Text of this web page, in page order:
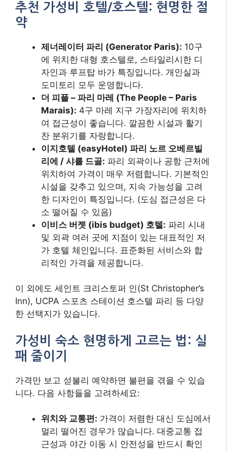
추천 가성비 호텔/호스텔: 현명한 절
약
제너레이터 파리 (Generator Paris): 10구
에 위치한 대형 호스텔로, 스타일리시한 디
자인과 루프탑 바가 특징입니다. 개인실과
도미토리 모두 운영합니다.
더 피플 – 파리 마레 (The People – Paris
Marais): 4구 마레 지구 가장자리에 위치하
여 접근성이 좋습니다. 깔끔한 시설과 활기
찬 분위기를 자랑합니다.
이지호텔 (easyHotel) 파리 노르 오베르빌
리에 / 샤를 드골: 파리 외곽이나 공항 근처에
위치하여 가격이 매우 저렴합니다. 기본적인
시설을 갖추고 있으며, 지속 가능성을 고려
한 디자인이 특징입니다. (도심 접근성은 다
소 떨어질 수 있음)
이비스 버젯 (ibis budget) 호텔: 파리 시내
및 외곽 여러 곳에 지점이 있는 대표적인 저
가 호텔 체인입니다. 표준화된 서비스와 합
리적인 가격을 제공합니다.
이 외에도 세인트 크리스토퍼 인(St Christopher’s
Inn), UCPA 스포츠 스테이션 호스텔 파리 등 다양
한 선택지가 있습니다.
가성비 숙소 현명하게 고르는 법: 실
패 줄이기
가격만 보고 섣불리 예약하면 불편을 겪을 수 있습
니다. 다음 사항들을 고려하세요:
위치와 교통편: 가격이 저렴한 대신 도심에서
멀리 떨어진 경우가 많습니다. 대중교통 접
근성과 야간 이동 시 안전성을 반드시 확인